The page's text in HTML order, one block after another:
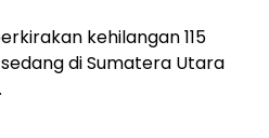
kehilangan 115
di Sumatera Utara